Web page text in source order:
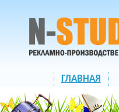
ГЛАВНАЯ